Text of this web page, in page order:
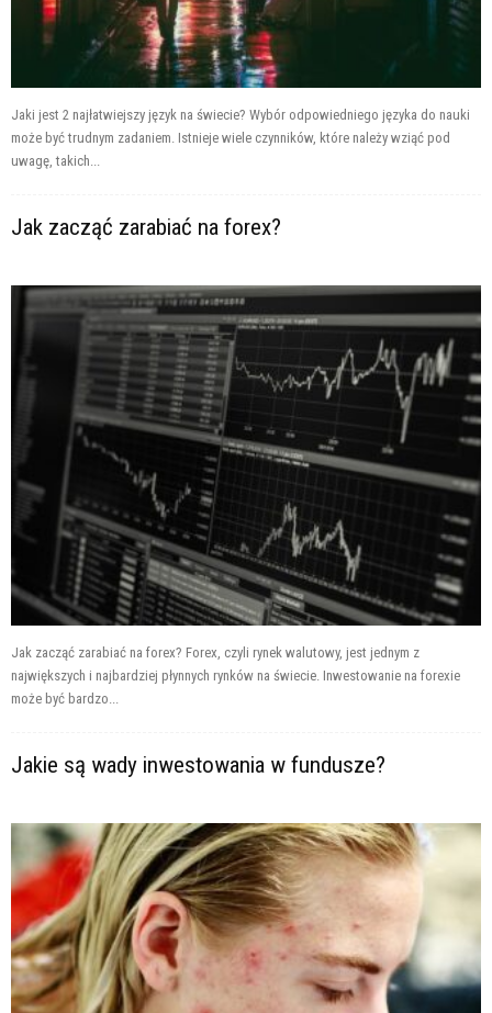
Jaki jest 2 najłatwiejszy język na świecie? Wybór odpowiedniego języka do nauki
może być trudnym zadaniem. Istnieje wiele czynników, które należy wziąć pod
uwagę, takich...
Jak zacząć zarabiać na forex?
Jak zacząć zarabiać na forex? Forex, czyli rynek walutowy, jest jednym z
największych i najbardziej płynnych rynków na świecie. Inwestowanie na forexie
może być bardzo...
Jakie są wady inwestowania w fundusze?